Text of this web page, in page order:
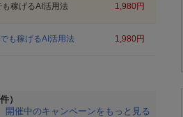
稼げるAI活用法 1,980円
も稼げるAI活用法 1,980円
）
開催中のキャンペーンをもっと見る